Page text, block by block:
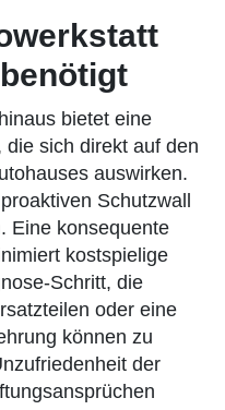
bietet eine
sich direkt auf den
auswirken.
Schutzwall
Eine konsequente
kostspielige
Schritt, die
oder eine
können zu
der